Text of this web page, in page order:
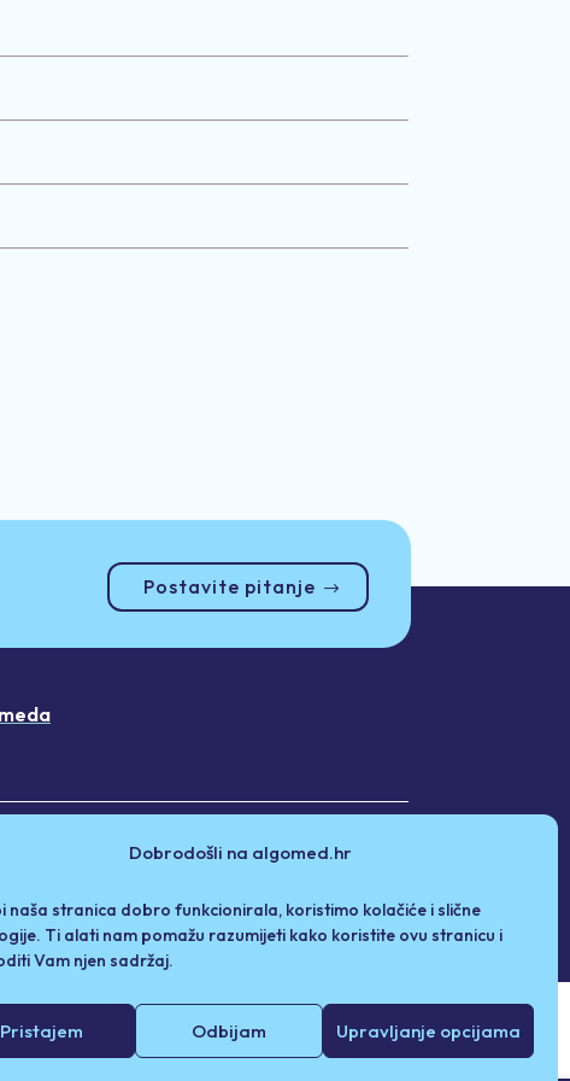
Dobrodošli na algomed.hr
naša stranica dobro funkcionirala, koristimo kolačiće i slične
Ti alati nam pomažu razumijeti kako koristite ovu stranicu i
Vam njen sadržaj.
Pristajem Odbijam Upravljanje opcijama
Postavite pitanje